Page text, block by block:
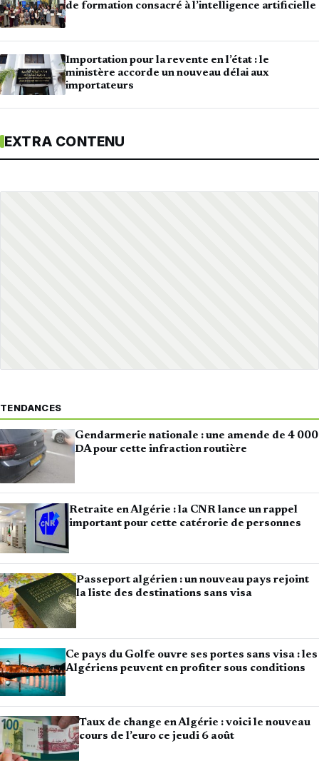
de formation consacré à l’intelligence artificielle
Importation pour la revente en l’état : le
ministère accorde un nouveau délai aux
importateurs
EXTRA CONTENU
TENDANCES
Gendarmerie nationale : une amende de 4 000
DA pour cette infraction routière
Retraite en Algérie : la CNR lance un rappel
important pour cette catérorie de personnes
Passeport algérien : un nouveau pays rejoint
la liste des destinations sans visa
Ce pays du Golfe ouvre ses portes sans visa : les
Algériens peuvent en profiter sous conditions
Taux de change en Algérie : voici le nouveau
cours de l’euro ce jeudi 6 août